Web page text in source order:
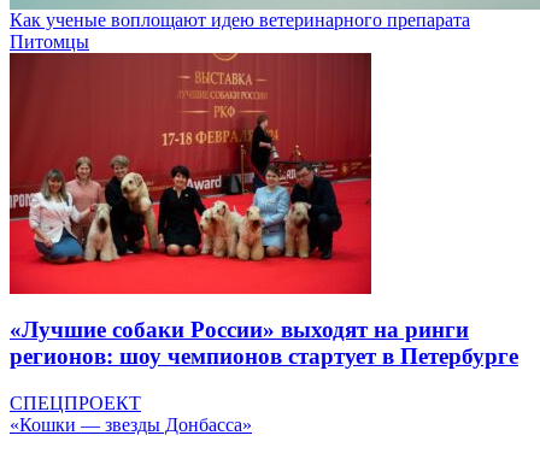
Как ученые воплощают идею ветеринарного препарата
Питомцы
«Лучшие собаки России» выходят на ринги
регионов: шоу чемпионов стартует в Петербурге
СПЕЦПРОЕКТ
«Кошки — звезды Донбасса»